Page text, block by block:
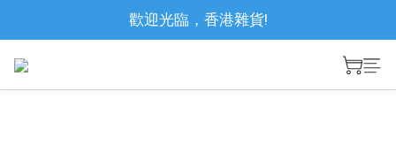
歡迎光臨，香港雜貨!